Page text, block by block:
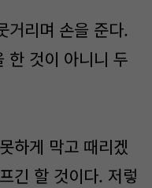
거리며 손을 준다.
한 것이 아니니 두
하게 막고 때리겠
긴 할 것이다. 저렇